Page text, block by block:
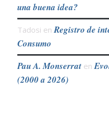
una buena idea?
Tadosi en Registro de
Consumo
Pau A. Monserraten
(2000 a 2026)